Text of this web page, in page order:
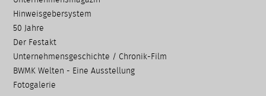
Hinweisgebersystem
50 Jahre
Der Festakt
Unternehmensgeschichte / Chronik-Film
BWMK Welten - Eine Ausstellung
Fotogalerie